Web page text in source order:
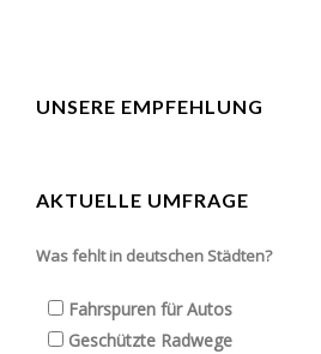
UNSERE EMPFEHLUNG
AKTUELLE UMFRAGE
Was fehlt in deutschen Städten?
Fahrspuren für Autos
Geschützte Radwege